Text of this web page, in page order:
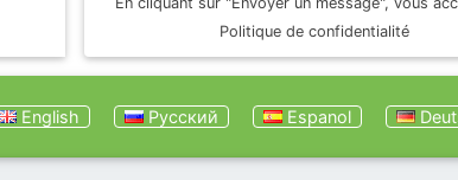
Politique de confidentialité
English Русский Espanol